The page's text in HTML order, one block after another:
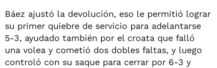
Báez ajustó la devolución, eso le permitió lograr
su primer quiebre de servicio para adelantarse
5-3, ayudado también por el croata que falló
una volea y cometió dos dobles faltas, y luego
controló con su saque para cerrar por 6-3 y